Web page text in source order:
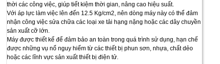
thời các công việc, giúp tiết kiệm thời gian, nâng cao hiệu suất.
Với áp lực làm việc lên đến 12.5 Kg/cm2, nên dòng máy này có thể đảm
nhận công việc sửa chữa các loại xe tải hạng nặng hoặc các dây chuyền
sản xuất cỡ lớn.
Máy được thiết kế để đảm bảo an toàn trong quá trình sử dụng, hạn chế
được những vụ nổ nguy hiểm từ các thiết bị phun sơn, nhựa, chất dẻo
hoặc các lĩnh vực sản xuất thiết bị điện tử.